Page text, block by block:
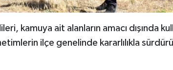
kamuya ait alanların amacı dışında
ilçe genelinde kararlılıkla